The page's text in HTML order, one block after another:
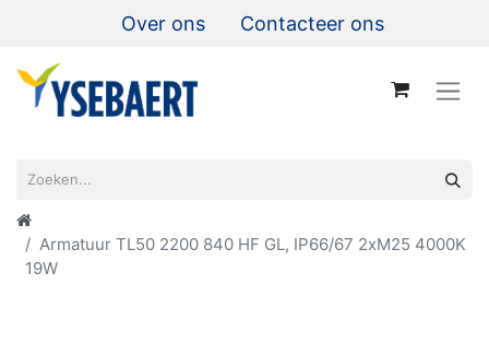
Over ons Contacteer ons
Armatuur TL50 2200 840 HF GL, IP66/67 2xM25 4000K
19W